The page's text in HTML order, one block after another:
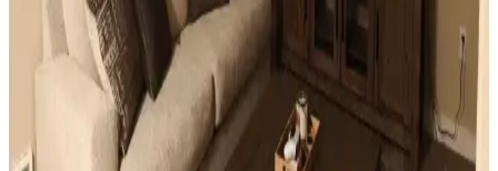
Sıcak Tonlu Mekanlarda Perde ve Perde Çubuğu
Seçimi İçin Estetik ve Fonksiyonel Rehber
Sıcak beyaz duvarlar ve açık kahverengi zeminlerde perde ve perde
çubuğu seçimi, estetik ve fonksiyonel açıdan mekanın atmosferini
belirler. Doğru renk ve malzeme tercihleri mekana sıcaklık ve uyum
katar.